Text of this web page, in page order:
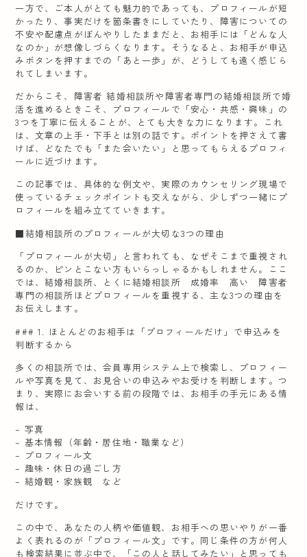
一方で、ご本人がとても魅力的であっても、プロフィールが短
かったり、事実だけを箇条書きにしていたり、障害についての
不安や配慮点がぼんやりしたままだと、お相手には「どんな人
なのか」が想像しづらくなります。そうなると、お相手が申込
みボタンを押すまでの「あと一歩」が、どうしても遠く感じら
れてしまいます。
だからこそ、障害者 結婚相談所や障害者専門の結婚相談所で婚
活を進めるときこそ、プロフィールで「安心・共感・興味」の
3つを丁寧に伝えることが、とても大きな力になります。これ
は、文章の上手・下手とは別の話です。ポイントを押さえて書
けば、どなたでも「また会いたい」と思ってもらえるプロフィ
ールに近づけます。
この記事では、具体的な例文や、実際のカウンセリング現場で
使っているチェックポイントも交えながら、少しずつ一緒にプ
ロフィールを組み立てていきます。
■結婚相談所のプロフィールが大切な3つの理由
「プロフィールが大切」と言われても、なぜそこまで重視され
るのか、ピンとこない方もいらっしゃるかもしれません。ここ
では、結婚相談所、とくに結婚相談所 成婚率 高い 障害者
専門の相談所ほどプロフィールを重視する、主な3つの理由を
お伝えします。
### 1. ほとんどのお相手は「プロフィールだけ」で申込みを
判断するから
多くの相談所では、会員専用システム上で検索し、プロフィー
ルや写真を見て、お見合いの申込みやお受けを判断します。つ
まり、実際にお会いする前の段階では、お相手の手元にある情
報は、
– 写真
– 基本情報（年齢・居住地・職業など）
– プロフィール文
– 趣味・休日の過ごし方
– 結婚観・家族観 など
だけです。
この中で、あなたの人柄や価値観、お相手への思いやりが一番
よく表れるのが「プロフィール文」です。同じ条件の方が何人
も検索結果に並ぶ中で、「この人と話してみたい」と思っても